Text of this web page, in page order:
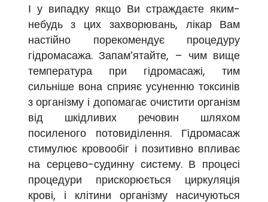
І у випадку якщо Ви страждаєте яким-
небудь з цих захворювань, лікар Вам
настійно порекомендує процедуру
гідромасажа. Запам’ятайте, – чим вище
температура при гідромасажі, тим
сильніше вона сприяє усуненню токсинів
з організму і допомагає очистити організм
від шкідливих речовин шляхом
посиленого потовиділення. Гідромасаж
стимулює кровообіг і позитивно впливає
на серцево-судинну систему. В процесі
процедури прискорюється циркуляція
крові, і клітини організму насичуються